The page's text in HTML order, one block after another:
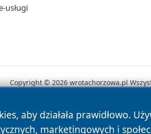
usługi
aby działała prawidłowo.
marketingowych i
Copyright © 2026 wrotachorzowa.pl
News Autorzy Polityka